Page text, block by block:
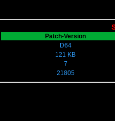
Patch-Version
D64
121 KB
7
21805